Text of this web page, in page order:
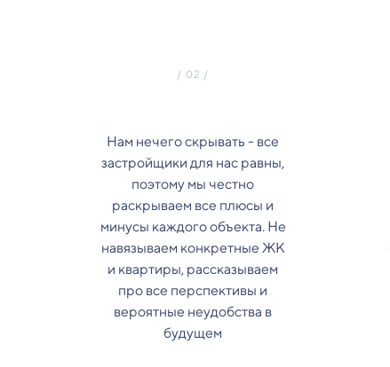
Нам нечего скрывать - все
застройщики для нас равны,
поэтому мы честно
раскрываем все плюсы и
минусы каждого объекта. Не
навязываем конкретные ЖК
и квартиры, рассказываем
про все перспективы и
вероятные неудобства в
будущем